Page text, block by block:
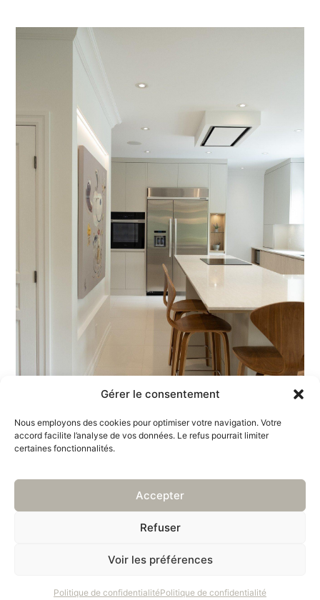
Gérer le consentement
Nous employons des cookies pour optimiser votre navigation. Votre
accord facilite l’analyse de vos données. Le refus pourrait limiter
certaines fonctionnalités.
Accepter
Refuser
Voir les préférences
Politique de confidentialitéPolitique de confidentialité